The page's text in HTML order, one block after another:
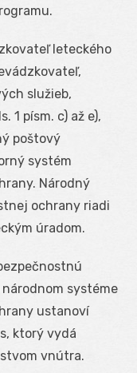
leteckého
služieb,
1 písm. c) až e),
poštový
systém
Národný
ochrany riadi
úradom.
systéme
ustanoví
ktorý vydá
vnútra.